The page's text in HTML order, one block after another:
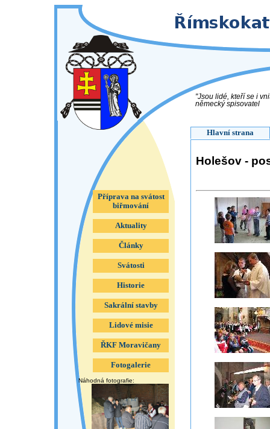
"Jsou lidé, kteří se i
německý spisovatel
Hlavní strana
Holešov -
Příprava na svátost
biřmování
Aktuality
Články
Svátosti
Historie
Sakrální stavby
Lidové misie
ŘKF Moravičany
Fotogalerie
Náhodná fotografie: